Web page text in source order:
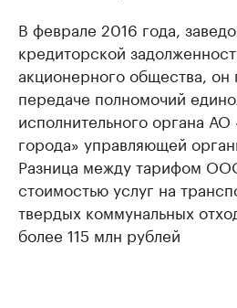
В феврале 2016 года,
кредиторской
акционерного общества,
передаче полномочий
исполнительного органа
города» управляющей
Разница между тарифом
стоимостью услуг на
твердых коммунальных
более 115 млн рублей